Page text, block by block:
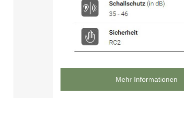
Mehr Informationen